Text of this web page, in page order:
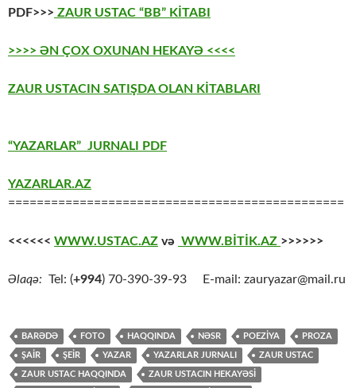
PDF>>> ZAUR USTAC “BB” KİTABI
>>>> ƏN ÇOX OXUNAN HEKAYƏ <<<<
ZAUR USTACIN SATIŞDA OLAN KİTABLARI
“YAZARLAR” JURNALI PDF
YAZARLAR.AZ
===============================================
<<<<<< WWW.USTAC.AZ və WWW.BİTİK.AZ >>>>>>
Əlaqə: Tel: (+994) 70-390-39-93 E-mail: zauryazar@mail.ru
BARƏDƏ FOTO HAQQINDA NƏSR POEZİYA PROZA
ŞAİR ŞEİR YAZAR YAZARLAR JURNALI ZAUR USTAC
ZAUR USTAC HAQQINDA ZAUR USTACIN HEKAYƏSİ